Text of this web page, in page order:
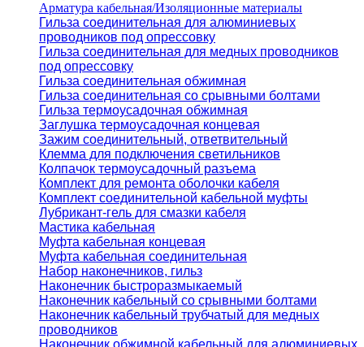
Арматура кабельная/Изоляционные материалы
Гильза соединительная для алюминиевых
проводников под опрессовку
Гильза соединительная для медных проводников
под опрессовку
Гильза соединительная обжимная
Гильза соединительная со срывными болтами
Гильза термоусадочная обжимная
Заглушка термоусадочная концевая
Зажим соединительный, ответвительный
Клемма для подключения светильников
Колпачок термоусадочный разъема
Комплект для ремонта оболочки кабеля
Комплект соединительной кабельной муфты
Лубрикант-гель для смазки кабеля
Мастика кабельная
Муфта кабельная концевая
Муфта кабельная соединительная
Набор наконечников, гильз
Наконечник быстроразмыкаемый
Наконечник кабельный со срывными болтами
Наконечник кабельный трубчатый для медных
проводников
Наконечник обжимной кабельный для алюминиевых